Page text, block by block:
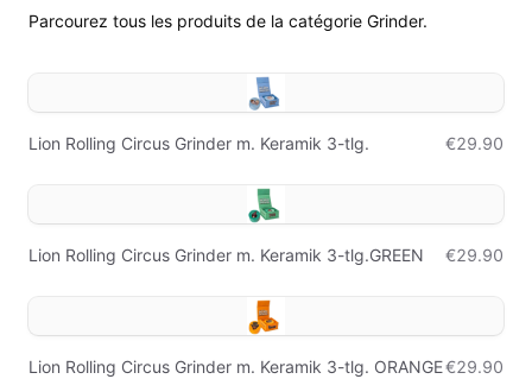
Parcourez tous les produits de la catégorie Grinder.
Lion Rolling Circus Grinder m. Keramik 3-tlg. €29.90
Lion Rolling Circus Grinder m. Keramik 3-tlg.GREEN €29.90
Lion Rolling Circus Grinder m. Keramik 3-tlg. ORANGE€29.90